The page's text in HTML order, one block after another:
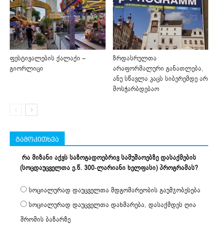
ფესტივალების ქალაქი –
გიორლიცი
ზრდასრულთა
არაფორმალური განათლება,
ანუ სწავლა კაცს სიბერემდე არ
მოსჭარბდებაო
გამოკითხვა
რა მიზანი აქვს საზოგადოებრივ სამუშაოებზე დასაქმების
(სოცდაუცველთა ე.წ. 300-ლარიანი ხელფასი) პროგრამას?
სოციალურად დაუცველთა მდგომარეობის გაუმჯობესება
სოციალურად დაუცველთა დახმარება, დასაქმდეს ღია
შრომის ბაზარზე